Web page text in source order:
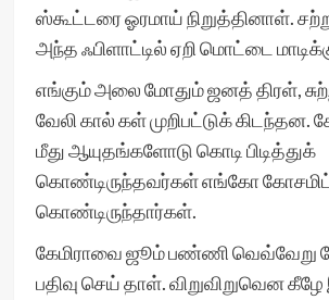
ஸ்கூட்டரை ஓரமாய் நிறுத்தினாள்.
அந்த ஃபிளாட்டில் ஏறி மொட்டை
எங்கும் அலை மோதும் ஜனத் திரள்,
வேலி கால் கள் முறிபட்டுக் கிடந்தன.
மீது ஆயுதங்களோடு கொடி பிடித்துக்
கொண்டிருந்தவர்கள் எங்கோ
கொண்டிருந்தார்கள்.
கேமிராவை ஜூம் பண்ணி
பதிவு செய் தாள். விறுவிறுவென